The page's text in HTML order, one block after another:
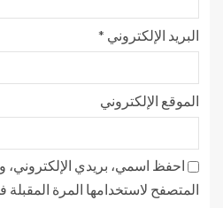
البريد الإلكتروني *
الموقع الإلكتروني
احفظ اسمي، بريدي الإلكتروني،
المتصفح لاستخدامها المرة المقبلة